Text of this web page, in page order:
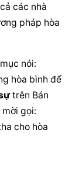
các
pháp hòa
nói:
hòa bình để
trên Bán
gọi:
cho hòa